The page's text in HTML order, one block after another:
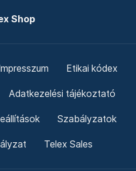
Shop
Etikai kódex
Adatkezelési tájékoztató
Szabályzatok
Telex Sales